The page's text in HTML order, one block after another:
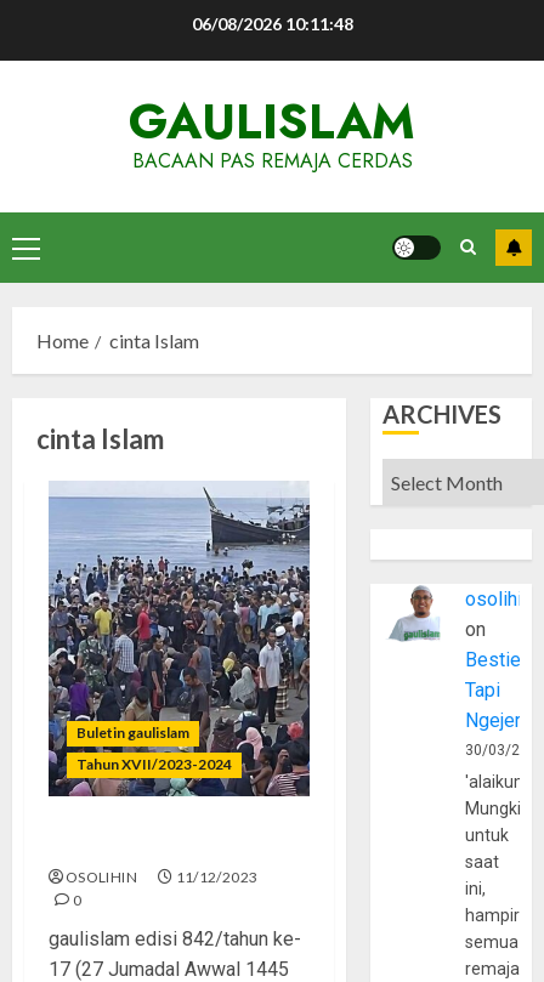
06/08/2026 10:11:48
GAULISLAM
BACAAN PAS REMAJA CERDAS
Primary
Menu
Home cinta Islam
cinta Islam
Buletin gaulislam
Tahun XVII/2023-2024
OSOLIHIN
11/12/2023
0
gaulislam edisi 842/tahun ke-
17 (27 Jumadal Awwal 1445
ARCHIVES
Archives
osolihin
on
Bestie
Tapi
30/03/
Mungkin
untuk
saat
ini,
hampir
semua
remaja